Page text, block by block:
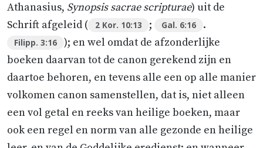
Athanasius, Synopsis sacrae scripturae) uit de
Schrift afgeleid (
2 Kor. 10:13 ; Gal. 6:16 .
Filipp. 3:16
); en wel omdat de afzonderlijke
boeken daarvan tot de canon gerekend zijn en
daartoe behoren, en tevens alle een op alle manier
volkomen canon samenstellen, dat is, niet alleen
een vol getal en reeks van heilige boeken, maar
ook een regel en norm van alle gezonde en heilige